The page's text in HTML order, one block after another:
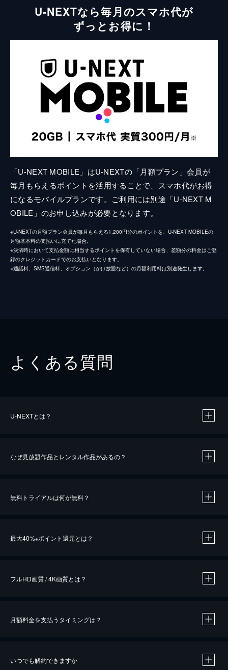
U-NEXTなら毎月のスマホ代が
ずっとお得に！
「U-NEXT MOBILE」はU-NEXTの「月額プラン」会員が
毎月もらえるポイントを活用することで、スマホ代がお得
になるモバイルプランです。ご利用には別途「U-NEXT M
OBILE」のお申し込みが必要となります。
※U-NEXTの月額プラン会員が毎月もらえる1,200円分のポイントを、U-NEXT MOBILEの
月額基本料の支払いに充てた場合。
※決済時において支払金額に相当するポイントを保有していない場合、差額分の料金はご登
録のクレジットカードでのお支払いとなります。
※通話料、SMS通信料、オプション（かけ放題など）の月額利用料は別途発生します。
よくある質問
U-NEXTとは？
なぜ見放題作品とレンタル作品があるの？
無料トライアルは何が無料？
最大40%※ポイント還元とは？
※40％ポイント還元の対象は、クレジットカード決済による作品の購入 / レンタルです。
フルHD画質 / 4K画質とは？
月額料金を支払うタイミングは？
いつでも解約できますか